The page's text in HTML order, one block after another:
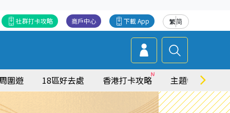
繁简
下載 App
商戶中心
社群打卡攻略
圍遊 18區好去處 香港打卡攻略 主題特集